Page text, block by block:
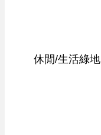
休閒/生活綠地